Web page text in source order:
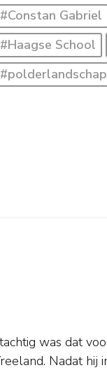
#Constan Gabriel
#Haagse School
#polderlandschap